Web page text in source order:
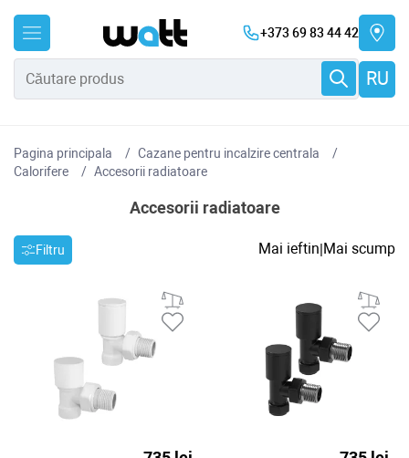
+373 69 83 44 42
RU
Pagina principala
Cazane pentru incalzire centrala
Сalorifere
Accesorii radiatoare
Accesorii radiatoare
Filtru Mai ieftin|Mai scump